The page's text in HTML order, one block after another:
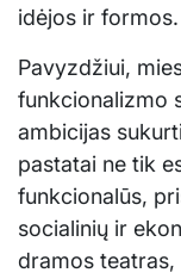
idėjos ir formos.
Pavyzdžiui,
funkcionalizmo
ambicijas
pastatai ne tik
funkcionalūs,
socialinių ir
dramos